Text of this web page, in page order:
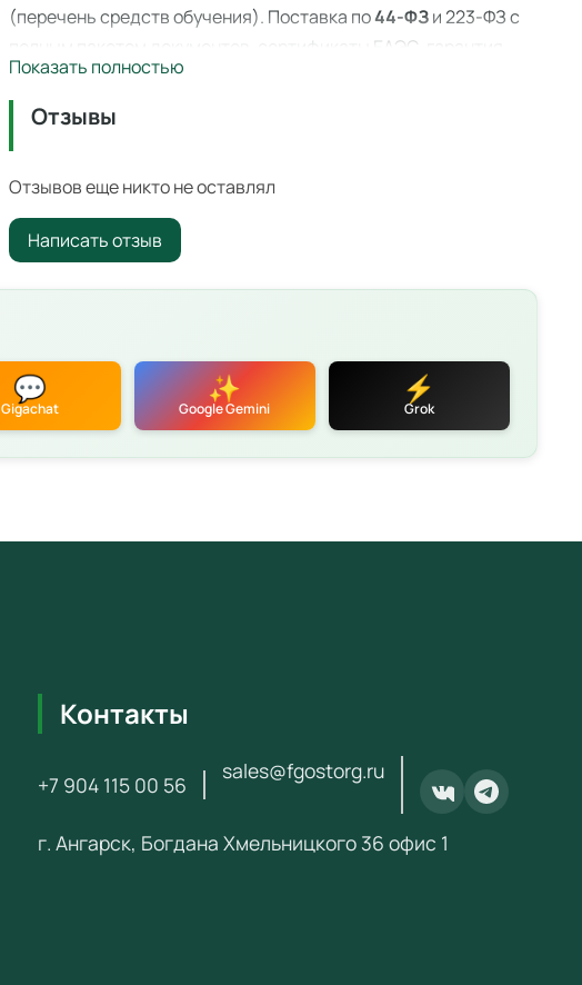
(перечень средств обучения). Поставка по44-ФЗи 223-ФЗ с
полным пакетом документов, сертификаты ЕАЭС, гарантия
производителя. Доставка по всей России — 3–14 дней со
склада в Ангарске.
Набор № 11 С "Соли для демонстрации опытов"
профессиональное учебное оборудование для оснащения
образовательных учреждений по ФГОС и
Минпросвещения.
Цена: 2 260 ₽ с НДС. Поставка по всей России для школ,
Характеристики
Соответствует требованиям ФГОС и Приказа № 838 от
28.11.2024
Комплексное оснащение кабинетов «под ключ»
Для заказа и получения коммерческого предложения
+7 (904) 115-00-56или
fgostorg.ru@yandex.ru
ООО «Учебный Стандарт» — поставщик образовательного
Показать полностью
Отзывы
Отзывов еще никто не оставлял
Написать отзыв
💬
Gigachat
✨
Google Gemini
⚡
Grok
Контакты
+7 904 115 00 56
sales@fgostorg.ru
г. Ангарск, Богдана Хмельницкого 36 офис 1